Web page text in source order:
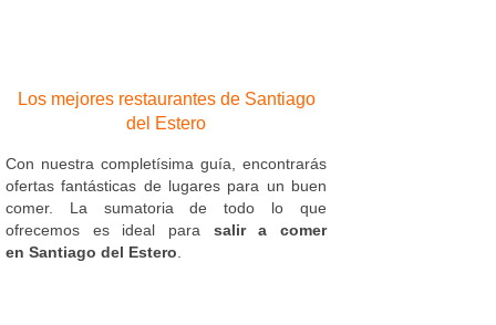
Los mejores restaurantes de Santiago
del Estero
Con nuestra completísima guía, encontrarás
ofertas fantásticas de lugares para un buen
comer. La sumatoria de todo lo que
ofrecemos es ideal para salir a comer
en Santiago del Estero